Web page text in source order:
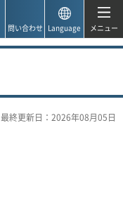
問い合わせ Language メニュー
最終更新日：2026年08月05日